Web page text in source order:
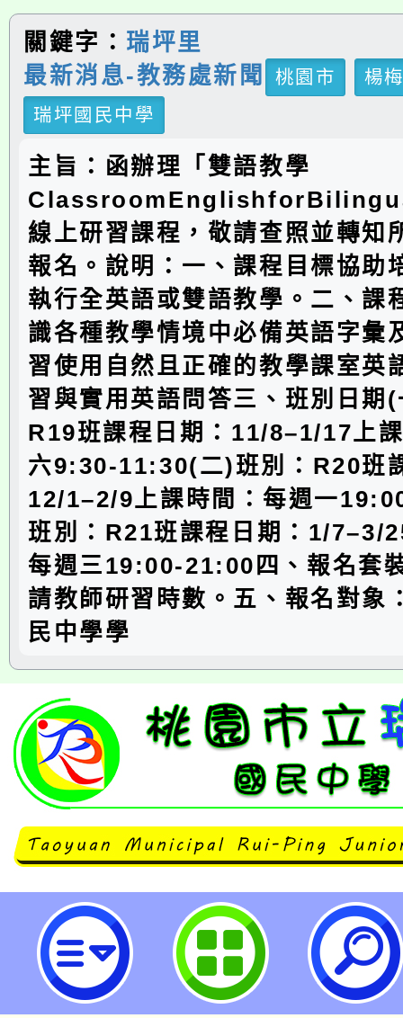
關鍵字： 瑞坪里
最新消息-教務處新聞
桃園市
楊
瑞坪國民中學
主旨：函辦理「雙語教學
線上研習課程，敬請查照並轉知
報名。說明：一、課程目標協助
執行全英語或雙語教學。二、課
識各種教學情境中必備英語字彙
習使用自然且正確的教學課室英
習與實用英語問答三、班別日期
R19班課程日期：11/8–1/17上
六9:30-11:30(二)班別：R20班
12/1–2/9上課時間：每週一
班別：R21班課程日期：1/7–3/
每週三19:00-21:00四、報名套
請教師研習時數。五、報名對象
民中學學
財團法人佳音教育基金會「雙語
English for Bilingual Classes
國民中學